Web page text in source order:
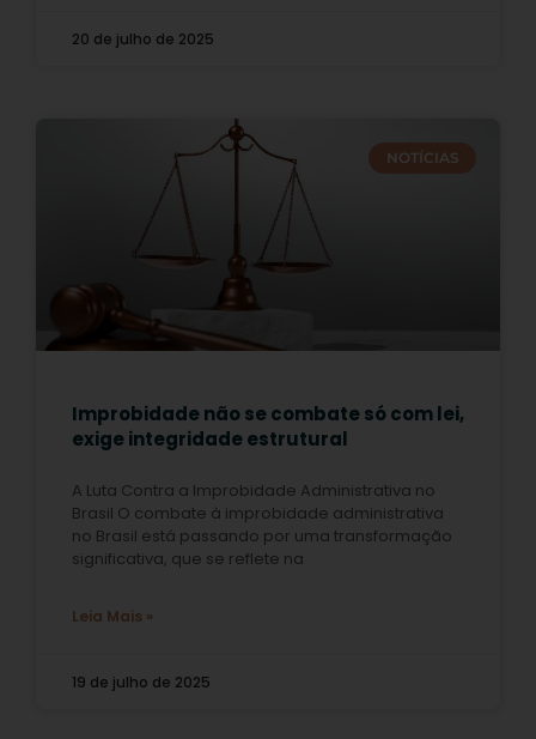
20 de julho de 2025
NOTÍCIAS
Improbidade não se combate só com lei,
exige integridade estrutural
A Luta Contra a Improbidade Administrativa no
Brasil O combate à improbidade administrativa
no Brasil está passando por uma transformação
significativa, que se reflete na
Leia Mais »
19 de julho de 2025